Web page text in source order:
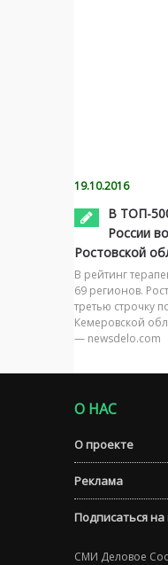
19.10.2016
В ТОП-
России
Ростовской
В рейтинг
69 регионов.
третью строчку
Кемеровской
— newsdelo.com
О НАС
О проекте
Реклама
Подписаться на
СМИ Деловое